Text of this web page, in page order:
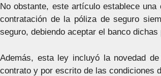
No obstante, este artículo establece
contratación de la póliza de seguro
seguro, debiendo aceptar el banco dichas
Además, esta ley incluyó la novedad
contrato y por escrito de las condiciones